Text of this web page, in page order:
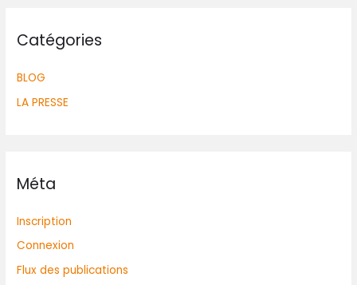
Catégories
BLOG
LA PRESSE
Méta
Inscription
Connexion
Flux des publications